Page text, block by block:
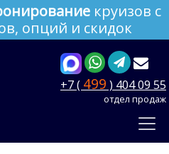
круизов с
опций и скидок
+7 ( 499 ) 404 09 55
отдел продаж